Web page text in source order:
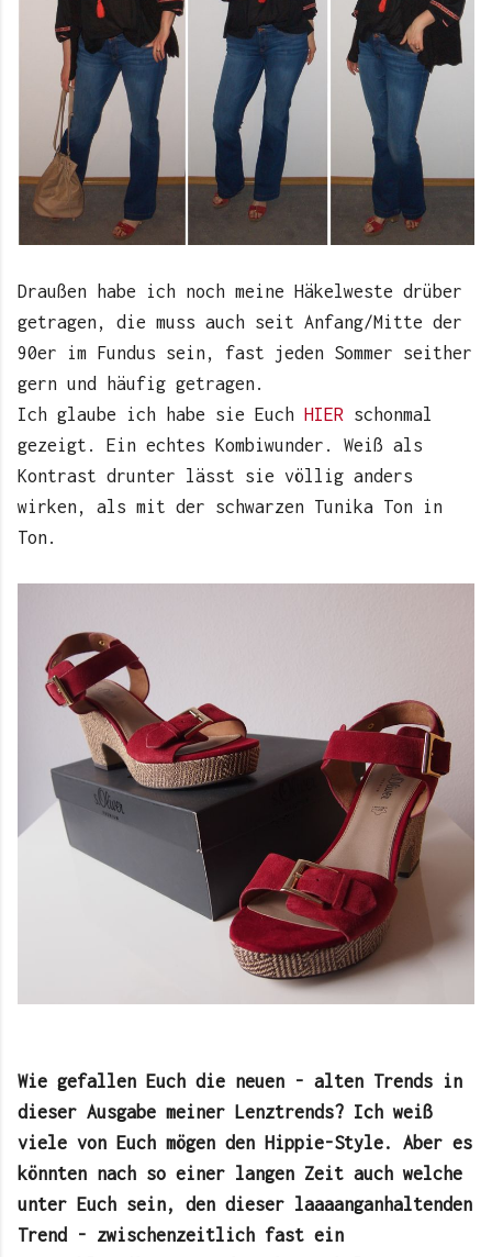
Draußen habe ich noch meine Häkelweste drüber
getragen, die muss auch seit Anfang/Mitte der
90er im Fundus sein, fast jeden Sommer seither
gern und häufig getragen.
Ich glaube ich habe sie Euch HIER schonmal
gezeigt. Ein echtes Kombiwunder. Weiß als
Kontrast drunter lässt sie völlig anders
wirken, als mit der schwarzen Tunika Ton in
Ton.
Wie gefallen Euch die neuen - alten Trends in
dieser Ausgabe meiner Lenztrends? Ich weiß
viele von Euch mögen den Hippie-Style. Aber es
könnten nach so einer langen Zeit auch welche
unter Euch sein, den dieser laaaanganhaltenden
Trend - zwischenzeitlich fast ein